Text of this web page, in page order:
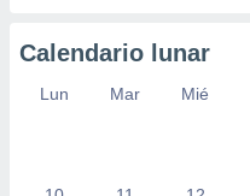
Calendario lunar
Lun Mar Mié